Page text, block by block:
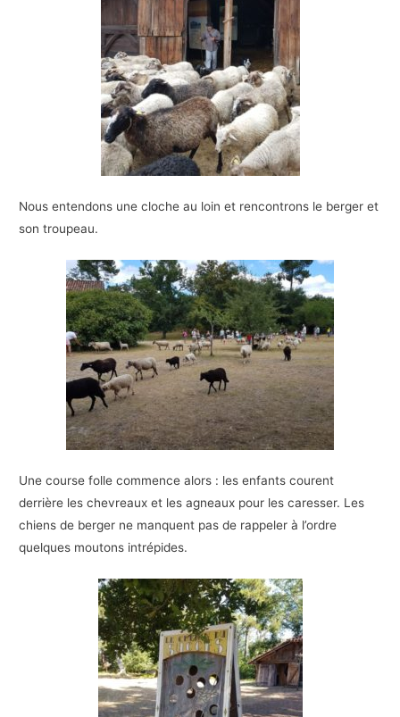
Nous entendons une cloche au loin et rencontrons le berger et
son troupeau.
Une course folle commence alors : les enfants courent
derrière les chevreaux et les agneaux pour les caresser. Les
chiens de berger ne manquent pas de rappeler à l’ordre
quelques moutons intrépides.